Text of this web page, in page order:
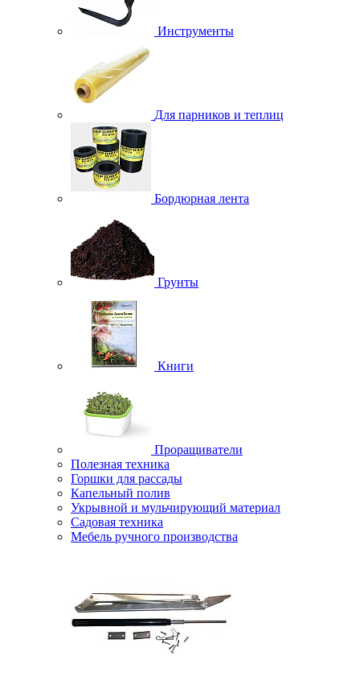
Инструменты
Для парников и теплиц
Бордюрная лента
Грунты
Книги
Проращиватели
Полезная техника
Горшки для рассады
Капельный полив
Укрывной и мульчирующий материал
Садовая техника
Мебель ручного производства